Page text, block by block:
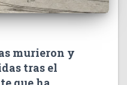
murieron y
tras el